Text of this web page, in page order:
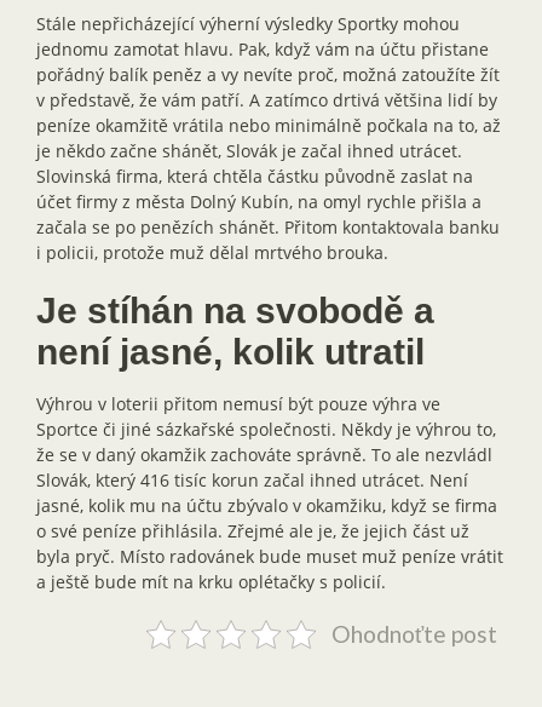
Stále nepřicházející výherní výsledky Sportky mohou
jednomu zamotat hlavu. Pak, když vám na účtu přistane
pořádný balík peněz a vy nevíte proč, možná zatoužíte žít
v představě, že vám patří. A zatímco drtivá většina lidí by
peníze okamžitě vrátila nebo minimálně počkala na to, až
je někdo začne shánět, Slovák je začal ihned utrácet.
Slovinská firma, která chtěla částku původně zaslat na
účet firmy z města Dolný Kubín, na omyl rychle přišla a
začala se po penězích shánět. Přitom kontaktovala banku
i policii, protože muž dělal mrtvého brouka.
Je stíhán na svobodě a
není jasné, kolik utratil
Výhrou v loterii přitom nemusí být pouze výhra ve
Sportce či jiné sázkařské společnosti. Někdy je výhrou to,
že se v daný okamžik zachováte správně. To ale nezvládl
Slovák, který 416 tisíc korun začal ihned utrácet. Není
jasné, kolik mu na účtu zbývalo v okamžiku, když se firma
o své peníze přihlásila. Zřejmé ale je, že jejich část už
byla pryč. Místo radovánek bude muset muž peníze vrátit
a ještě bude mít na krku oplétačky s policií.
Ohodnoťte post